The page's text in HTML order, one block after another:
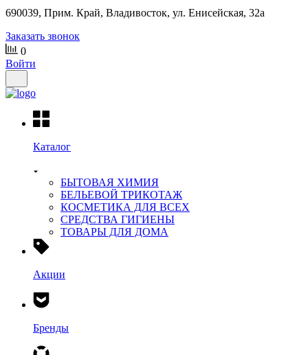
690039, Прим. Край, Владивосток, ул. Енисейская, 32а
Заказать звонок
0
Войти
Каталог
БЫТОВАЯ ХИМИЯ
БЕЛЬЕВОЙ ТРИКОТАЖ
КОСМЕТИКА ДЛЯ ВСЕХ
СРЕДСТВА ГИГИЕНЫ
ТОВАРЫ ДЛЯ ДОМА
Акции
Бренды